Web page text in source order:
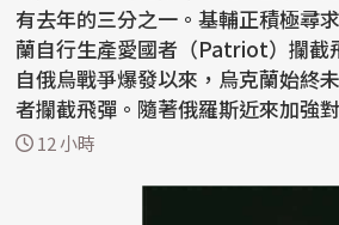
有去年的三分之一。基輔正積極尋
蘭自行生產愛國者（Patriot）攔截飛彈。 路透
自俄烏戰爭爆發以來，烏克蘭始終
者攔截飛彈。隨著俄羅斯近來加強
南部...
12 小時